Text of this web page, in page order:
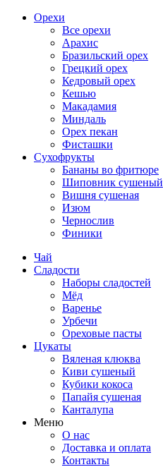
Орехи
Все орехи
Арахис
Бразильский орех
Грецкий орех
Кедровый орех
Кешью
Макадамия
Миндаль
Орех пекан
Фисташки
Сухофрукты
Бананы во фритюре
Шиповник сушеный
Вишня сушеная
Изюм
Чернослив
Финики
Чай
Сладости
Наборы сладостей
Мёд
Варенье
Урбечи
Ореховые пасты
Цукаты
Вяленая клюква
Киви сушеный
Кубики кокоса
Папайя сушеная
Канталупа
Меню
О нас
Доставка и оплата
Контакты